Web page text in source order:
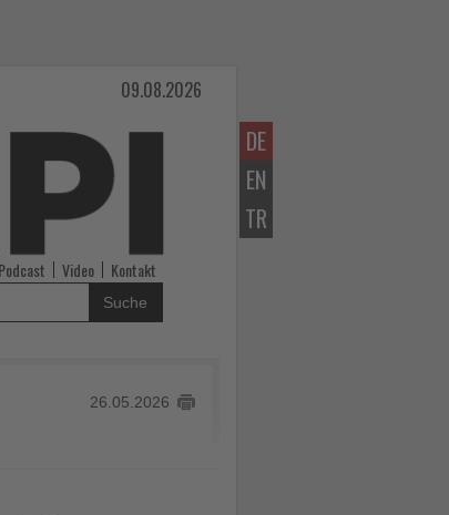
DE
EN
TR
09.08.2026
Podcast Video Kontakt
Suche
26.05.2026